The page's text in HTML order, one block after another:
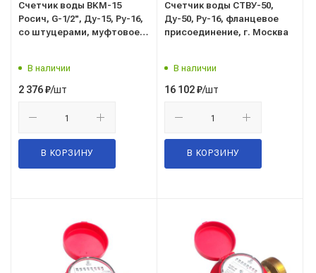
Счетчик воды ВКМ-15
Росич, G-1/2", Ду-15, Ру-16,
со штуцерами, муфтовое
В наличии
2 376₽/шт
В КОРЗИНУ
Счетчик воды СТВУ-50,
Ду-50, Ру-16, фланцевое
присоединение, г. Москва
В наличии
16 102₽/шт
В КОРЗИНУ